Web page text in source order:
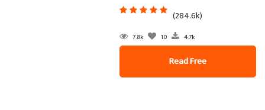
(284.6k)
7.8k 10 4.7k
Read Free